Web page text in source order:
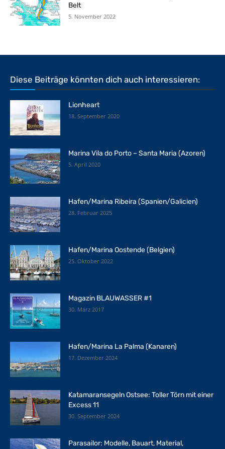
Belt
5. November 2022
Diese Beiträge könnten dich auch interessieren:
Lionheart
18. September 2020
Marina Vila do Porto – Santa Maria (Azoren)
5. April 2020
Hafen/Marina Ribeira (Spanien/Galicien)
28. Februar 2025
Hafen/Marina Oostende (Belgien)
25. Oktober 2022
Magazin BLAUWASSER #1
30. März 2017
Hafen/Marina La Palma (Kanaren)
17. Dezember 2024
Katamaransegeln Ostsee: Toller Törn mit einer
Excess 11
30. September 2024
Parasailor: Modelle, Bauart, Material,